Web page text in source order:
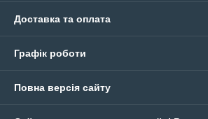
Доставка та оплата
Графік роботи
Повна версія сайту